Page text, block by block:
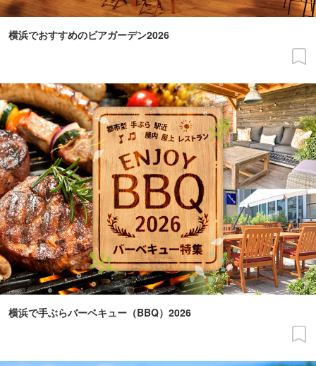
横浜でおすすめのビアガーデン2026
横浜で手ぶらバーベキュー（BBQ）2026